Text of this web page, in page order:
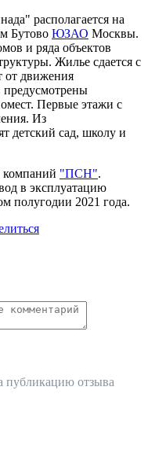
располагается на
Бутово ЮЗАО Москвы.
и ряда объектов
Жилье сдается с
от движения
предусмотрены
Первые этажи с
Из
детский сад, школу и
компаний "ПСН".
в эксплуатацию
полугодии 2021 года.
публикацию отзыва